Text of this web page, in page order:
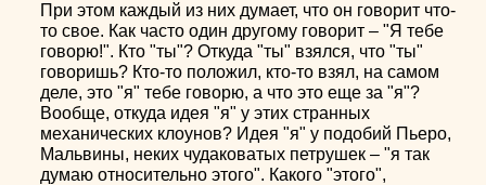
При этом каждый из них думает, что он говорит что-
то свое. Как часто один другому говорит – "Я тебе
говорю!". Кто "ты"? Откуда "ты" взялся, что "ты"
говоришь? Кто-то положил, кто-то взял, на самом
деле, это "я" тебе говорю, а что это еще за "я"?
Вообще, откуда идея "я" у этих странных
механических клоунов? Идея "я" у подобий Пьеро,
Мальвины, неких чудаковатых петрушек – "я так
думаю относительно этого". Какого "этого",